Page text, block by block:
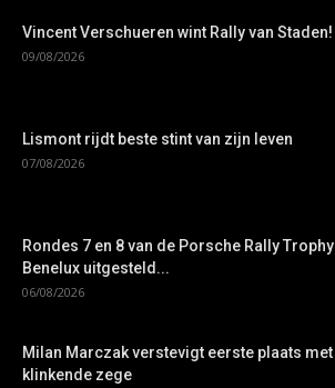
Vincent Verschueren wint Rally van Staden!
09/08/2026
Lismont rijdt beste stint van zijn leven
07/08/2026
Rondes 7 en 8 van de Porsche Rally Trophy
Benelux uitgesteld...
06/08/2026
Milan Marczak verstevigt eerste plaats met
klinkende zege